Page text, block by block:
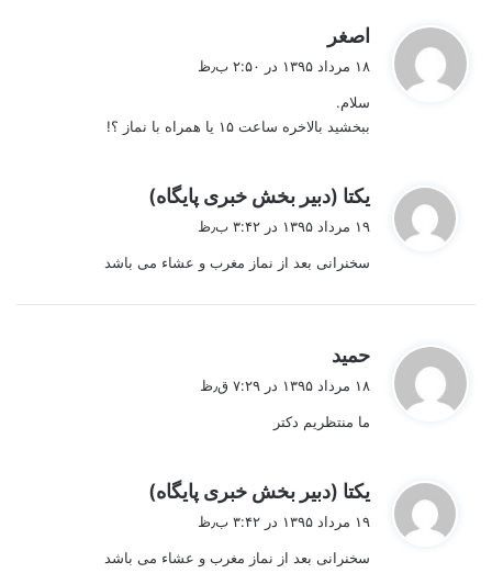
اصغر
ف
۱۸ مرداد ۱۳۹۵ در ۲:۵۰ ب٫ظ
سلام.
ببخشید بالاخره ساعت ۱۵ یا همراه با نماز ؟!
یکتا (دبیر بخش خبری پایگاه)
:
۱۹ مرداد ۱۳۹۵ در ۳:۴۲ ب٫ظ
سخنرانی بعد از نماز مغرب و عشاء می باشد
حمید
ف
:
۱۸ مرداد ۱۳۹۵ در ۷:۲۹ ق٫ظ
ما منتظریم دکتر
یکتا (دبیر بخش خبری پایگاه)
:
۱۹ مرداد ۱۳۹۵ در ۳:۴۲ ب٫ظ
سخنرانی بعد از نماز مغرب و عشاء می باشد